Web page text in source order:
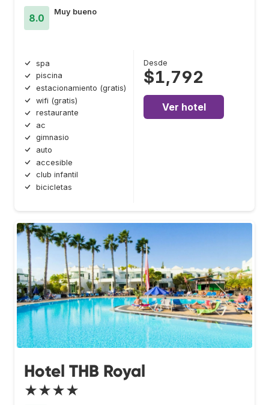
8.0
Muy bueno
spa
piscina
estacionamiento (gratis)
wifi (gratis)
restaurante
ac
gimnasio
auto
accesible
club infantil
bicicletas
Desde
$1,792
Ver hotel
Hotel THB Royal
★★★★